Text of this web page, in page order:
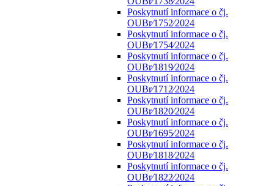
Poskytnutí informace o čj.
OUBr⁄1752⁄2024
Poskytnutí informace o čj.
OUBr⁄1754⁄2024
Poskytnutí informace o čj.
OUBr⁄1819⁄2024
Poskytnutí informace o čj.
OUBr⁄1712⁄2024
Poskytnutí informace o čj.
OUBr⁄1820⁄2024
Poskytnutí informace o čj.
OUBr⁄1695⁄2024
Poskytnutí informace o čj.
OUBr⁄1818⁄2024
Poskytnutí informace o čj.
OUBr⁄1822⁄2024